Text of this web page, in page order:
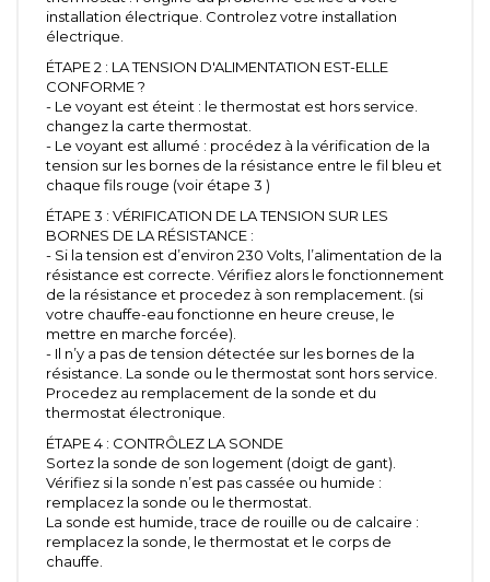
installation électrique. Controlez votre installation
électrique.
ÉTAPE 2 : LA TENSION D'ALIMENTATION EST-ELLE
CONFORME ?
- Le voyant est éteint : le thermostat est hors service.
changez la carte thermostat.
- Le voyant est allumé : procédez à la vérification de la
tension sur les bornes de la résistance entre le fil bleu et
chaque fils rouge (voir étape 3 )
ÉTAPE 3 : VÉRIFICATION DE LA TENSION SUR LES
BORNES DE LA RÉSISTANCE :
- Si la tension est d’environ 230 Volts, l’alimentation de la
résistance est correcte. Vérifiez alors le fonctionnement
de la résistance et procedez à son remplacement. (si
votre chauffe-eau fonctionne en heure creuse, le
mettre en marche forcée).
- Il n’y a pas de tension détectée sur les bornes de la
résistance. La sonde ou le thermostat sont hors service.
Procedez au remplacement de la sonde et du
thermostat électronique.
ÉTAPE 4 : CONTRÔLEZ LA SONDE
Sortez la sonde de son logement (doigt de gant).
Vérifiez si la sonde n’est pas cassée ou humide :
remplacez la sonde ou le thermostat.
La sonde est humide, trace de rouille ou de calcaire :
remplacez la sonde, le thermostat et le corps de
chauffe.